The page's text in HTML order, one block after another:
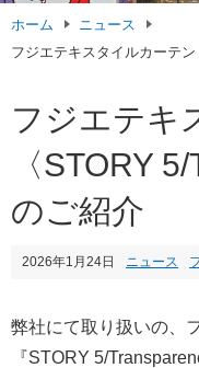
ホーム
ニュース
フジエテキスタイルカーテ
フジエテキ
〈STORY
のご紹介
2026年1月24日 ニュース
弊社にて取り扱いの、
『STORY 5/